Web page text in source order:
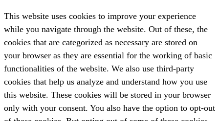
This website uses cookies to improve your experience
while you navigate through the website. Out of these, the
cookies that are categorized as necessary are stored on
your browser as they are essential for the working of basic
functionalities of the website. We also use third-party
cookies that help us analyze and understand how you use
this website. These cookies will be stored in your browser
only with your consent. You also have the option to opt-out